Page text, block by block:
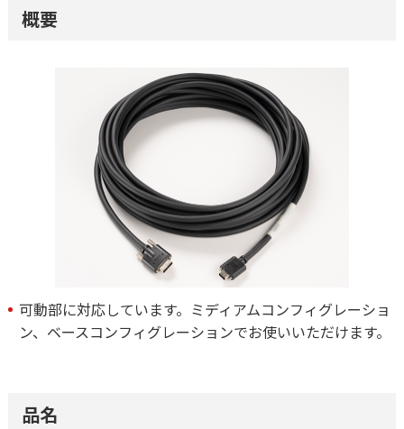
概要
可動部に対応しています。ミディアムコンフィグレーショ
ン、ベースコンフィグレーションでお使いいただけます。
品名